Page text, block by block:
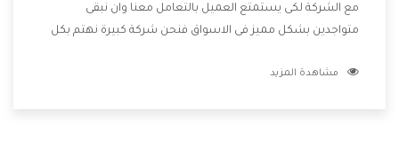
مع الشركة لكى يستمتع العميل بالتعامل معنا وان نبقى
متواجدين بشكل مميز فى الاسواق فنحن شركة كبيرة نهتم بكل
الشركة بها والتى تكون منها خدمة الصيانة التى تكون من أهم
مشاهدة المزيد